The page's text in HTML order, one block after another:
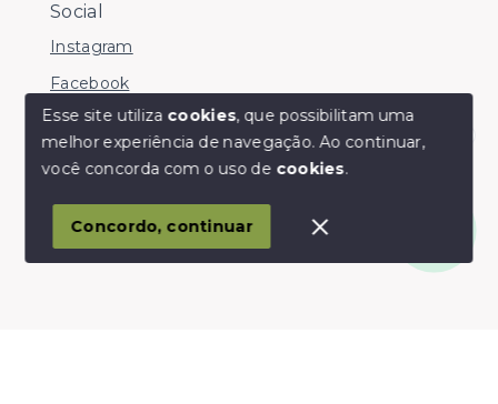
Olá! somos da Linkmob, como podemos ajudar?
Social
Instagram
Facebook
© Copyright 2026 - Youinvest - Todos os direitos
SITE PARA IMOBILIARIA
Esse site utiliza cookies, que possibilitam uma
melhor experiência de navegação.Ao continuar,
você concorda com o uso de cookies.
Concordo, continuar